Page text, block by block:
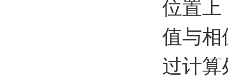
位置上
值与相
过计算